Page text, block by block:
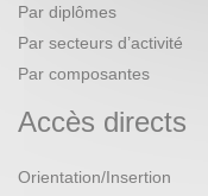
Par diplômes
Par secteurs d’activité
Par composantes
Accès directs
Orientation/Insertion